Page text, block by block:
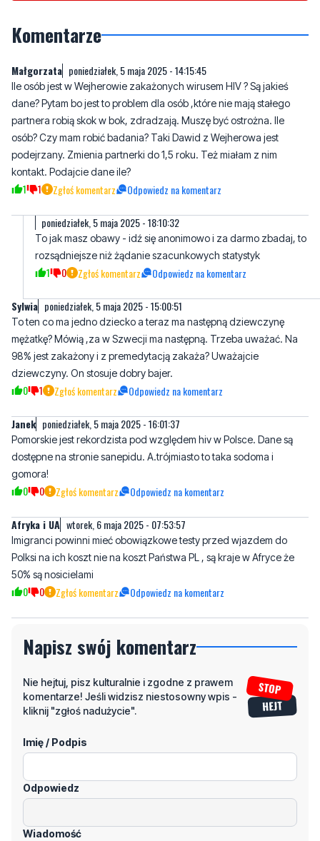
Komentarze
Małgorzata poniedziałek, 5 maja 2025 - 14:15:45
Ile osób jest w Wejherowie zakażonych wirusem HIV ? Są jakieś
dane? Pytam bo jest to problem dla osób ,które nie mają stałego
partnera robią skok w bok, zdradzają. Muszę być ostrożna. Ile
osób? Czy mam robić badania? Taki Dawid z Wejherowa jest
podejrzany. Zmienia partnerki do 1,5 roku. Też miałam z nim
kontakt. Podajcie dane ile?
1 1 Zgłoś komentarz Odpowiedz na komentarz
poniedziałek, 5 maja 2025 - 18:10:32
To jak masz obawy - idź się anonimowo i za darmo zbadaj, to
rozsądniejsze niż żądanie szacunkowych statystyk
1 0 Zgłoś komentarz Odpowiedz na komentarz
Sylwia poniedziałek, 5 maja 2025 - 15:00:51
To ten co ma jedno dziecko a teraz ma następną dziewczynę
mężatkę? Mówią ,za w Szwecji ma następną. Trzeba uważać. Na
98% jest zakażony i z premedytacją zakaża? Uważajcie
dziewczyny. On stosuje dobry bajer.
0 1 Zgłoś komentarz Odpowiedz na komentarz
Janek poniedziałek, 5 maja 2025 - 16:01:37
Pomorskie jest rekordzista pod względem hiv w Polsce. Dane są
dostępne na stronie sanepidu. A.trójmiasto to taka sodoma i
gomora!
0 0 Zgłoś komentarz Odpowiedz na komentarz
Afryka i UA wtorek, 6 maja 2025 - 07:53:57
Imigranci powinni mieć obowiązkowe testy przed wjazdem do
Polksi na ich koszt nie na koszt Państwa PL , są kraje w Afryce że
50% są nosicielami
0 0 Zgłoś komentarz Odpowiedz na komentarz
Napisz swój komentarz
Nie hejtuj, pisz kulturalnie i zgodne z prawem
komentarze! Jeśli widzisz niestosowny wpis -
kliknij "zgłoś nadużycie".
Imię / Podpis
Odpowiedz
Wiadomość